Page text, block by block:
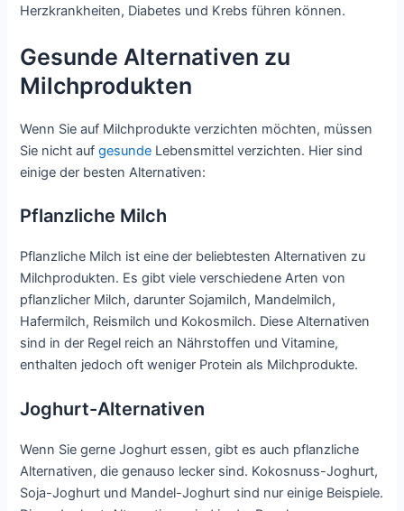
Herzkrankheiten, Diabetes und Krebs führen können.
Gesunde Alternativen zu
Milchprodukten
Wenn Sie auf Milchprodukte verzichten möchten, müssen
Sie nicht aufgesunde Lebensmittel verzichten. Hier sind
einige der besten Alternativen:
Pflanzliche Milch
Pflanzliche Milch ist eine der beliebtesten Alternativen zu
Milchprodukten. Es gibt viele verschiedene Arten von
pflanzlicher Milch, darunter Sojamilch, Mandelmilch,
Hafermilch, Reismilch und Kokosmilch. Diese Alternativen
sind in der Regel reich an Nährstoffen und Vitamine,
enthalten jedoch oft weniger Protein als Milchprodukte.
Joghurt-Alternativen
Wenn Sie gerne Joghurt essen, gibt es auch pflanzliche
Alternativen, die genauso lecker sind. Kokosnuss-Joghurt,
Soja-Joghurt und Mandel-Joghurt sind nur einige Beispiele.